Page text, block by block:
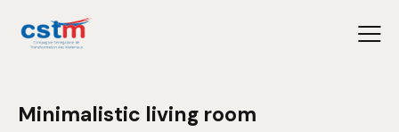
Minimalistic living room